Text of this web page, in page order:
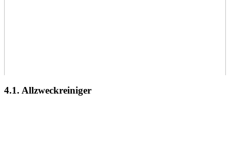
4.1. Allzweckreiniger